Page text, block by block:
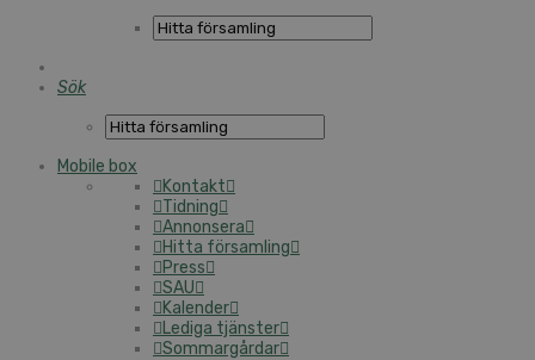
Sök
Mobile box
Kontakt
Tidning
Annonsera
Hitta församling
Press
SAU
Kalender
Lediga tjänster
Sommargårdar